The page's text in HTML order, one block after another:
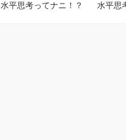
平思考ってナニ！？ 水平思